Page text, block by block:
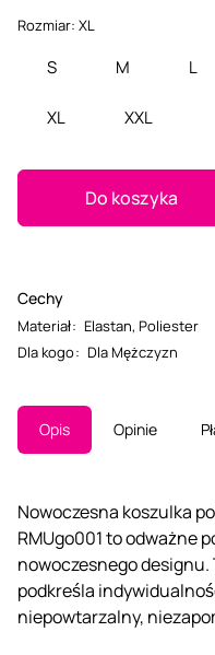
Rozmiar: XL
S M L
XL XXL
Do koszyka
Cechy
Materiał: Elastan, Poliester
Dla kogo: Dla Mężczyzn
Opis Opinie
Nowoczesna koszulka
RMUgo001 to odważne
nowoczesnego
podkreśla
niepowtarzalny,